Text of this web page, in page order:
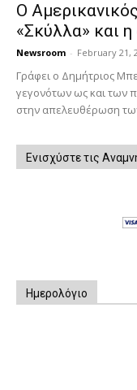
Ο
«Σκύλλα» και
Newsroom - February 21,
Γράφει ο Δημήτριος
γεγονότων ως και των
στην απελευθέρωση
Ενισχύστε τις
Ημερολόγιο